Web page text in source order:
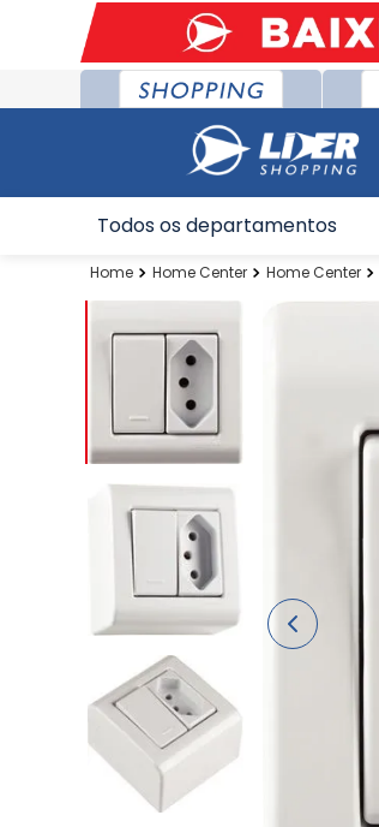
Todos os departamentos
Home Center Home Center